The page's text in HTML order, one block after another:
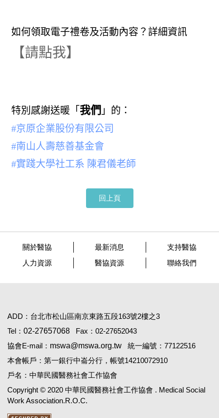
如何領取電子禮卷及活動內容？詳細資訊
【請點我】
特別感謝送暖「 我們 」的：
#京原企業股份有限公司
#南山人壽慈善基金會
#實踐大學社工系 陳君儀老師
回上頁
關於醫協 最新消息
支持醫協
人力資源
醫協資源 聯絡我們
ADD：台北市松山區南京東路五段163號2樓之3
Tel： 02-27657068
Fax：02-27652043
協會E-mail： mswa@mswa.org.tw
統一編號：77122516
本會帳戶：第一銀行中崙分行，帳號14210072910
戶名：中華民國醫務社會工作協會
Copyright © 2020 中華民國醫務社會工作協會 . Medical Social
Work Association.R.O.C.